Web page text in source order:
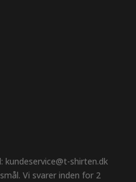
kundeservice@t-shirten.dk
Vi svarer inden for 2